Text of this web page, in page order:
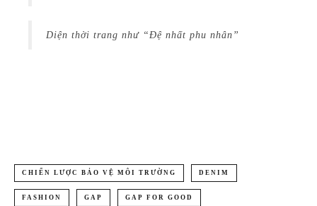
Diện thời trang như “Đệ nhất phu nhân”
CHIẾN LƯỢC BẢO VỆ MÔI TRƯỜNG DENIM
FASHION GAP GAP FOR GOOD